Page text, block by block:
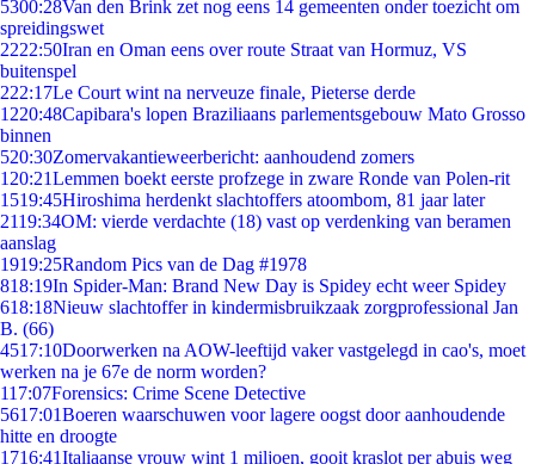
5300:28Van den Brink zet nog eens 14 gemeenten onder toezicht om
spreidingswet
2222:50Iran en Oman eens over route Straat van Hormuz, VS
buitenspel
222:17Le Court wint na nerveuze finale, Pieterse derde
1220:48Capibara's lopen Braziliaans parlementsgebouw Mato Grosso
binnen
520:30Zomervakantieweerbericht: aanhoudend zomers
1 20:21Lemmen boekt eerste profzege in zware Ronde van Polen-rit
1519:45Hiroshima herdenkt slachtoffers atoombom, 81 jaar later
2119:34OM: vierde verdachte (18) vast op verdenking van beramen
aanslag
1919:25Random Pics van de Dag #1978
818:19In Spider-Man: Brand New Day is Spidey echt weer Spidey
618:18Nieuw slachtoffer in kindermisbruikzaak zorgprofessional Jan
B. (66)
4517:10Doorwerken na AOW-leeftijd vaker vastgelegd in cao's, moet
werken na je 67e de norm worden?
117:07Forensics: Crime Scene Detective
5617:01Boeren waarschuwen voor lagere oogst door aanhoudende
hitte en droogte
1716:41Italiaanse vrouw wint 1 miljoen, gooit kraslot per abuis weg